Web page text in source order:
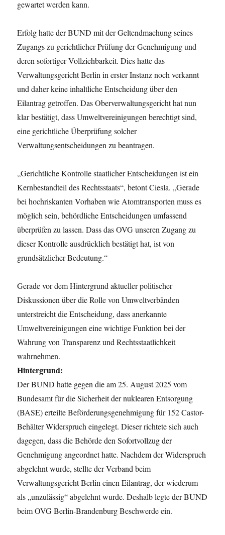
gewartet werden kann.
Erfolg hatte der BUND mit der Geltendmachung seines
Zugangs zu gerichtlicher Prüfung der Genehmigung und
deren sofortiger Vollziehbarkeit. Dies hatte das
Verwaltungsgericht Berlin in erster Instanz noch verkannt
und daher keine inhaltliche Entscheidung über den
Eilantrag getroffen. Das Oberverwaltungsgericht hat nun
klar bestätigt, dass Umweltvereinigungen berechtigt sind,
eine gerichtliche Überprüfung solcher
Verwaltungsentscheidungen zu beantragen.
„Gerichtliche Kontrolle staatlicher Entscheidungen ist ein
Kernbestandteil des Rechtsstaats“, betont Ciesla. „Gerade
bei hochriskanten Vorhaben wie Atomtransporten muss es
möglich sein, behördliche Entscheidungen umfassend
überprüfen zu lassen. Dass das OVG unseren Zugang zu
dieser Kontrolle ausdrücklich bestätigt hat, ist von
grundsätzlicher Bedeutung.“
Gerade vor dem Hintergrund aktueller politischer
Diskussionen über die Rolle von Umweltverbänden
unterstreicht die Entscheidung, dass anerkannte
Umweltvereinigungen eine wichtige Funktion bei der
Wahrung von Transparenz und Rechtsstaatlichkeit
wahrnehmen.
Hintergrund:
Der BUND hatte gegen die am 25. August 2025 vom
Bundesamt für die Sicherheit der nuklearen Entsorgung
(BASE) erteilte Beförderungsgenehmigung für 152 Castor-
Behälter Widerspruch eingelegt. Dieser richtete sich auch
dagegen, dass die Behörde den Sofortvollzug der
Genehmigung angeordnet hatte. Nachdem der Widerspruch
abgelehnt wurde, stellte der Verband beim
Verwaltungsgericht Berlin einen Eilantrag, der wiederum
als „unzulässig“ abgelehnt wurde. Deshalb legte der BUND
beim OVG Berlin-Brandenburg Beschwerde ein.